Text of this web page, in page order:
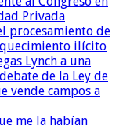
Privada
procesamiento de
ilícito
Lynch a una
de la Ley de
vende campos a
me la habían